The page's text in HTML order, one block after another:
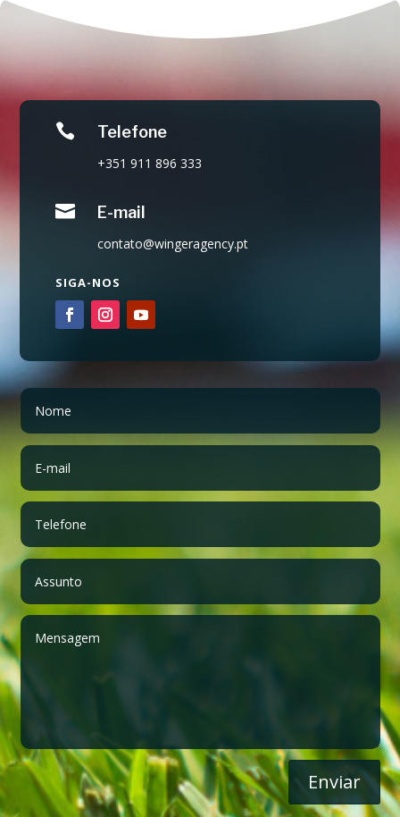
 Telefone
+351 911 896 333
 E-mail
contato@wingeragency.pt
SIGA-NOS
Enviar